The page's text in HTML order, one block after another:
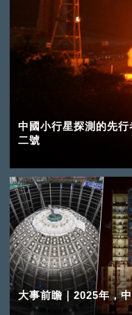
中國小行星探測的先
二號
大事前瞻｜2025年，